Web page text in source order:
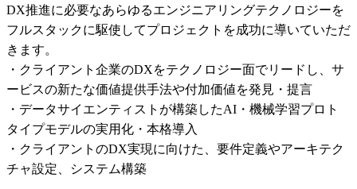
DX推進に必要なあらゆるエンジニアリングテクノロジーを
フルスタックに駆使してプロジェクトを成功に導いていただ
きます。
・クライアント企業のDXをテクノロジー面でリードし、サ
ービスの新たな価値提供手法や付加価値を発見・提言
・データサイエンティストが構築したAI・機械学習プロト
タイプモデルの実用化・本格導入
・クライアントのDX実現に向けた、要件定義やアーキテク
チャ設定、システム構築